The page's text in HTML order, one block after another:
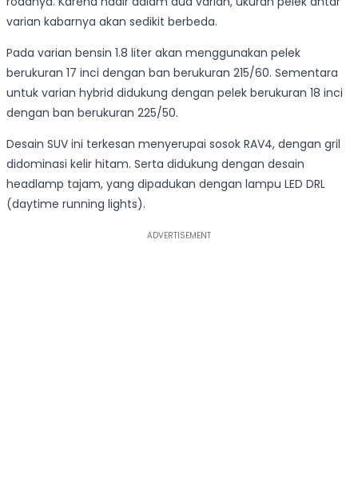
varian kabarnya akan sedikit berbeda.
Pada varian bensin 1.8 liter akan menggunakan pelek
berukuran 17 inci dengan ban berukuran 215/60. Sementara
untuk varian hybrid didukung dengan pelek berukuran 18 inci
dengan ban berukuran 225/50.
Desain SUV ini terkesan menyerupai sosok RAV4, dengan gril
didominasi kelir hitam. Serta didukung dengan desain
headlamp tajam, yang dipadukan dengan lampu LED DRL
(daytime running lights).